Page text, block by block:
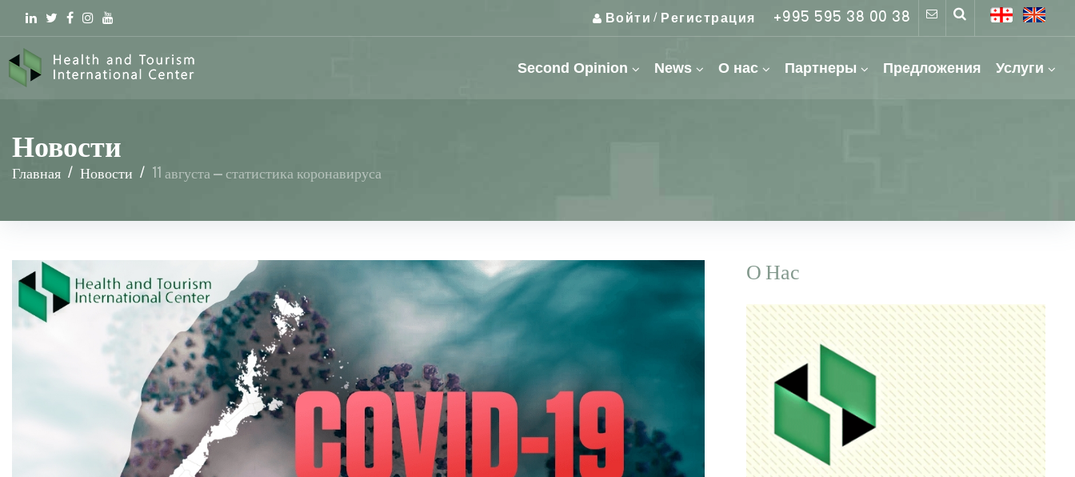
Linkedin
TwitterFacebook
Instagram
youtube
Войти / Регистрация +995 595 38 00 38
Second Opinion News О нас Партнеры Предложения Услуги
Новости
Главная / Новости / 11 августа – статистика коронавируса
О Нас